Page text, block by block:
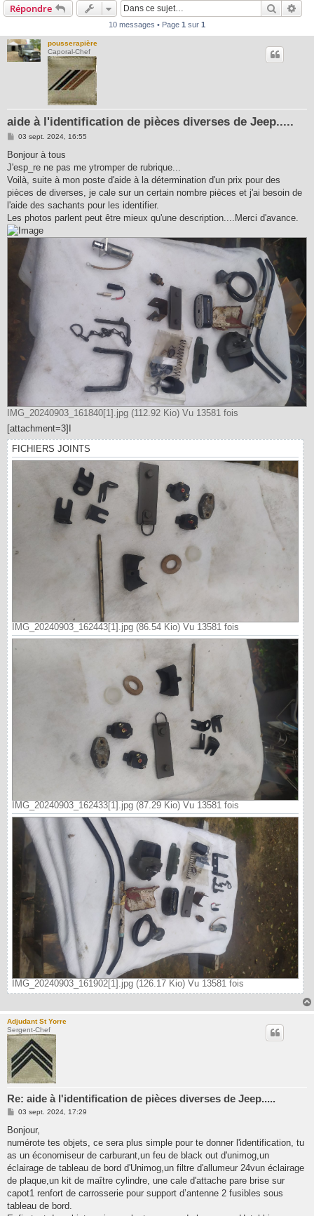
Répondre
10 messages • Page 1 sur 1
pousserapière
Caporal-Chef
aide à l'identification de pièces diverses de Jeep.....
M
s
a
g
03 sept. 2024, 16:55
Bonjour à tous
J'esp_re ne pas me ytromper de rubrique...
Voilà, suite à mon poste d'aide à la détermination d'un prix pour des
pièces de diverses, je cale sur un certain nombre pièces et j'ai besoin de
l'aide des sachants pour les identifier.
Les photos parlent peut être mieux qu'une description....Merci d'avance.
IMG_20240903_161840[1].jpg (112.92 Kio) Vu 13581 fois
[attachment=3]I
FICHIERS JOINTS
IMG_20240903_162443[1].jpg (86.54 Kio) Vu 13581 fois
IMG_20240903_162433[1].jpg (87.29 Kio) Vu 13581 fois
IMG_20240903_161902[1].jpg (126.17 Kio) Vu 13581 fois
Adjudant St Yorre
Sergent-Chef
Re: aide à l'identification de pièces diverses de Jeep.....
M
s
a
g
03 sept. 2024, 17:29
Bonjour,
numérote tes objets, ce sera plus simple pour te donner l'identification, tu
as un économiseur de carburant,un feu de black out d'unimog,un
éclairage de tableau de bord d'Unimog,un filtre d'allumeur 24vun éclairage
de plaque,un kit de maître cylindre, une cale d'attache pare brise sur
capot1 renfort de carrosserie pour support d’antenne 2 fusibles sous
tableau de bord.